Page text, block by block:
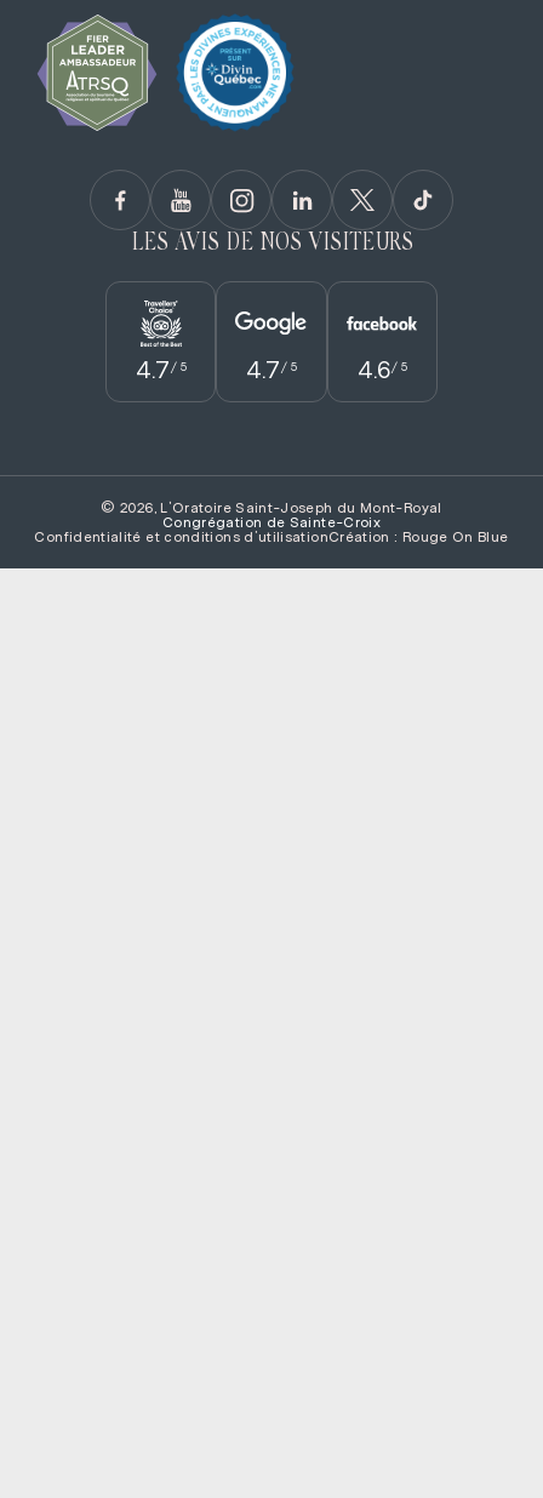
LES AVIS DE NOS VISITEURS
4.7 / 5 4.7 / 5 4.6/ 5
© 2026, L'Oratoire Saint-Joseph du Mont-Royal
Congrégation de Sainte­-Croix
Confidentialité et conditions d’utilisationCréation : Rouge On Blue